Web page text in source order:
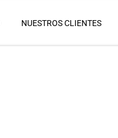
NUESTROS CLIENTES